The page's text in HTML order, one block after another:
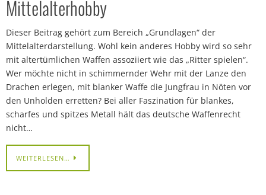
Mittelalterhobby
Dieser Beitrag gehört zum Bereich „Grundlagen“ der
Mittelalterdarstellung. Wohl kein anderes Hobby wird so sehr
mit altertümlichen Waffen assoziiert wie das „Ritter spielen“.
Wer möchte nicht in schimmernder Wehr mit der Lanze den
Drachen erlegen, mit blanker Waffe die Jungfrau in Nöten vor
den Unholden erretten? Bei aller Faszination für blankes,
scharfes und spitzes Metall hält das deutsche Waffenrecht
nicht…
WEITERLESEN…